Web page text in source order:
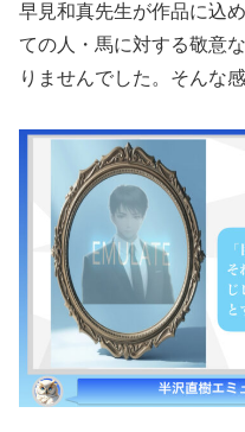
早見和真先生が作品に込
ての人・馬に対する敬意
りませんでした。そんな